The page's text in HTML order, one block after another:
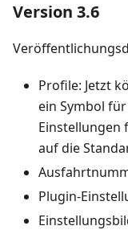
Version 3.6
Profile: Jetzt
ein Symbol
Einstellungen
auf die
Plugin-